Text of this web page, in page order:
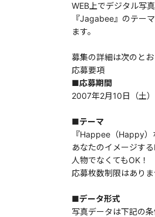
WEB上でデジタル写
『Jagabee』のテー
ます。
募集の詳細は次のとお
応募要項
■応募期間
2007年2月10日（土
■テーマ
『Happee（Happy）
あなたのイメージす
人物でなくてもOK！
応募枚数制限はありま
■データ形式
写真データは下記の